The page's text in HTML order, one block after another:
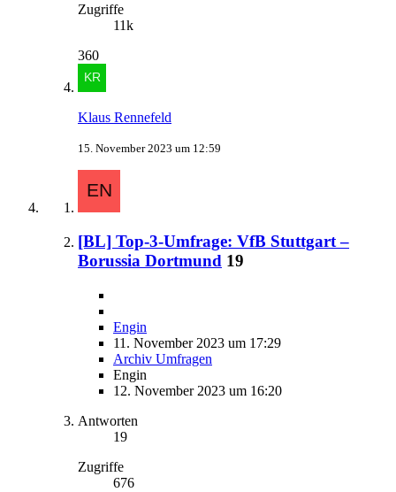
Zugriffe
11k
360
Klaus Rennefeld
15. November 2023 um 12:59
[BL] Top-3-Umfrage: VfB Stuttgart –
Borussia Dortmund 19
Engin
11. November 2023 um 17:29
Archiv Umfragen
Engin
12. November 2023 um 16:20
Antworten
19
Zugriffe
676